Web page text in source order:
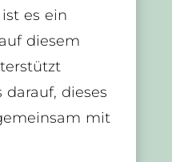
es ein
diesem
dieses
mit